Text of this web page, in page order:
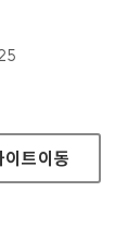
이트이동